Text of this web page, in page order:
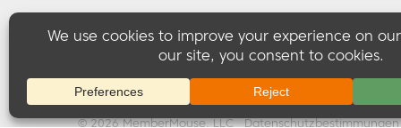
© 2026 MemberMouse, LLCDatenschutzbestimmungen